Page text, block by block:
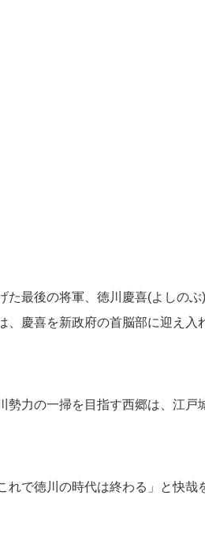
最後の将軍、 徳川慶喜(よしのぶ)
、
慶喜を新政府の首脳部に迎え入
勢力の一掃を目指す西郷は、江戸
れで徳川の時代は終わる」と快哉